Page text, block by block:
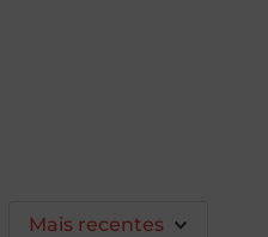
Mais recentes